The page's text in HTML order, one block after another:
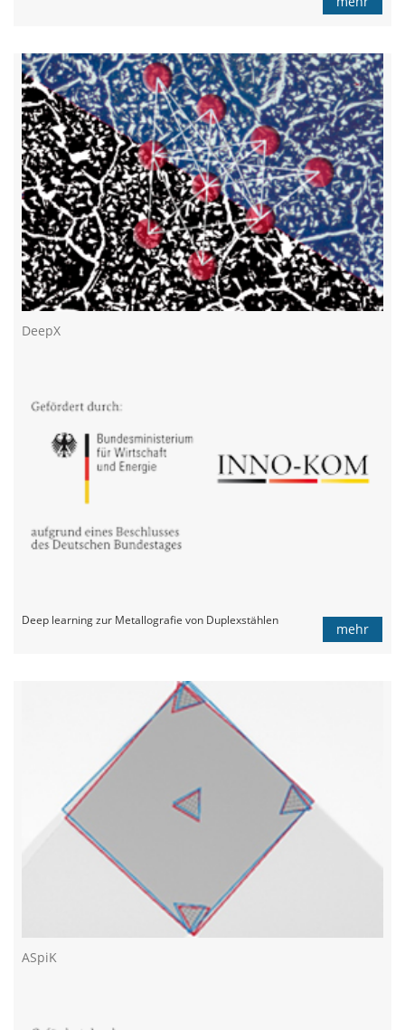
DeepX
Deep learning zur Metallografie von Duplexstählen
mehr
ASpiK